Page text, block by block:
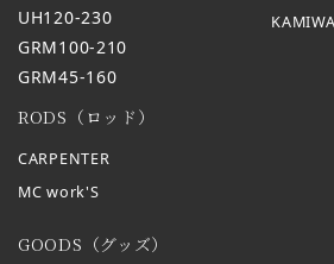
UH120-230
GRM100-210
GRM45-160
RODS（ロッド）
CARPENTER
MC work'S
GOODS（グッズ）